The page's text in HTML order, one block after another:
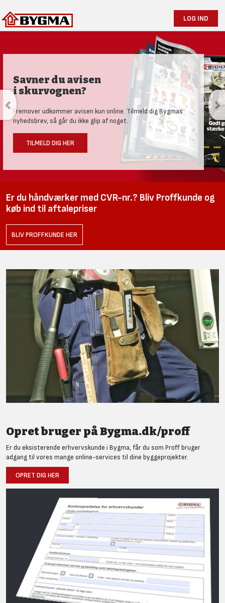
LOG IND
Produktnyheder og tests
Se vores nye univers med aktuelle nyheder til den nysgerrige
håndværker.
Er du håndværker med CVR-nr.? Bliv Proffkunde og
køb ind til aftalepriser
BLIV PROFFKUNDE HER
Opret bruger på Bygma.dk/proff
Er du eksisterende erhvervskunde i Bygma, får du som Proff bruger
adgang til vores mange online-services til dine byggeprojekter.
OPRET DIG HER